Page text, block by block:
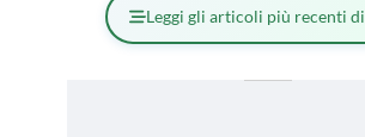
Leggi gli articoli più recenti di